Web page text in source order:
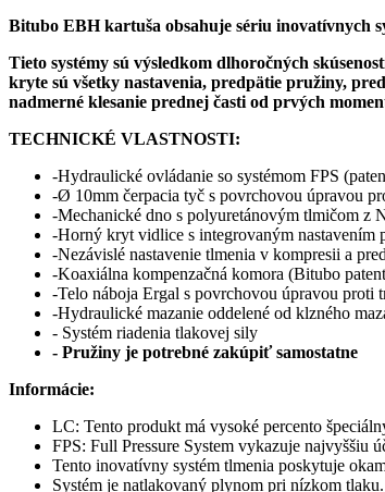
Bitubo
Bitubo EBH kartuša obsahuje sériu inovatívnych
Tieto systémy sú výsledkom dlhoročných
kryte sú všetky nastavenia, predpätie pružiny,
nadmerné klesanie prednej časti od prvých
TECHNICKÉ VLASTNOSTI:
-Hydraulické ovládanie so systémom FPS
-Ø 10mm čerpacia tyč s povrchovou úpravou
-Mechanické dno s polyuretánovým tlmičom z
-Horný kryt vidlice s integrovaným nastavením
-Nezávislé nastavenie tlmenia v kompresii a
-Koaxiálna kompenzačná komora (Bitubo
-Telo náboja Ergal s povrchovou úpravou proti
-Hydraulické mazanie oddelené od klzného
- Systém riadenia tlakovej sily
- Pružiny je potrebné zakúpiť samostatne
Informácie:
LC: Tento produkt má vysoké percento
FPS: Full Pressure System vykazuje najvyššiu
Tento inovatívny systém tlmenia poskytuje
Systém je natlakovaný plynom pri nízkom tlaku.